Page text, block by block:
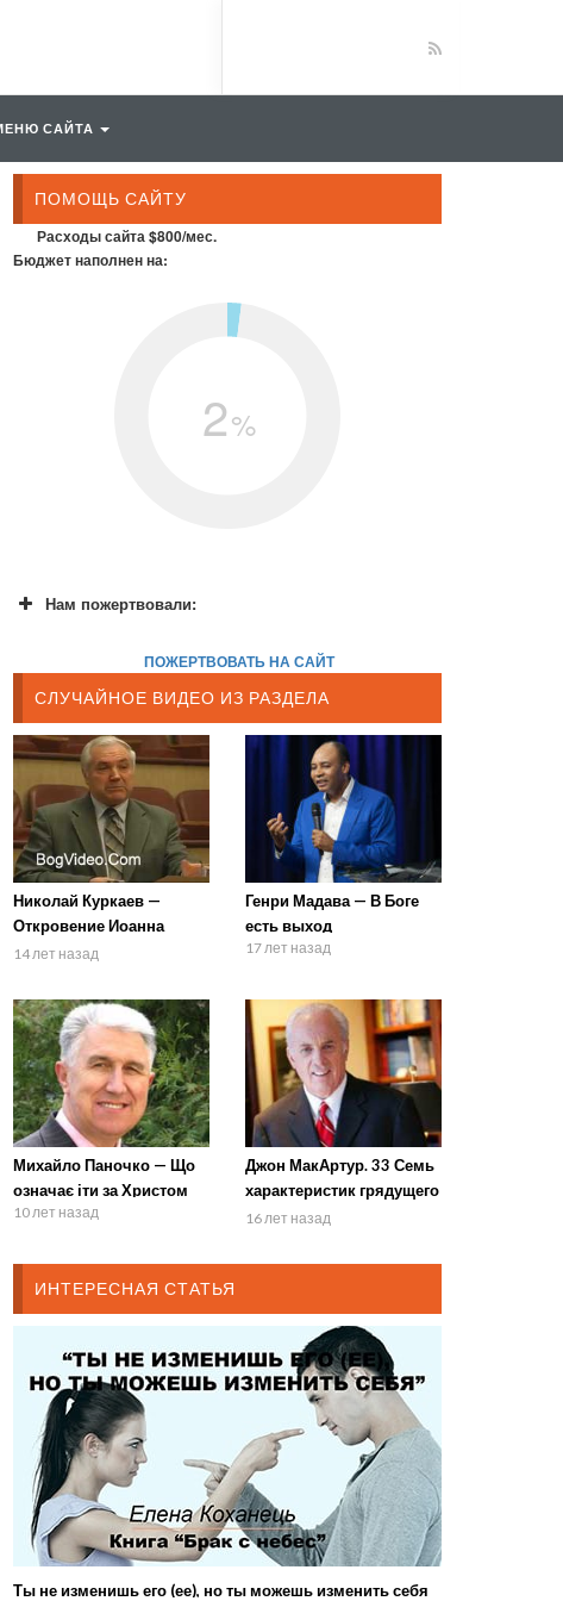
САЙТА
ПОМОЩЬ САЙТУ
Расходы сайта $800/мес.
Бюджет наполнен на:
2%
Нам пожертвовали:
ПОЖЕРТВОВАТЬ НА САЙТ
СЛУЧАЙНОЕ ВИДЕО ИЗ РАЗДЕЛА
Николай Куркаев —
Откровение Иоанна
(разбор Слова) 7-2
14 лет назад
Генри Мадава — В Боге
есть выход
17 лет назад
Михайло Паночко — Що
означає іти за Христом
10 лет назад
Джон МакАртур. 33 Семь
характеристик грядущего
Царя 1 часть
16 лет назад
ИНТЕРЕСНАЯ СТАТЬЯ
Ты не изменишь его (ее), но ты можешь изменить себя